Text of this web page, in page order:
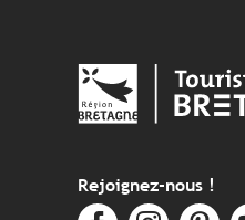
Rejoignez-nous !